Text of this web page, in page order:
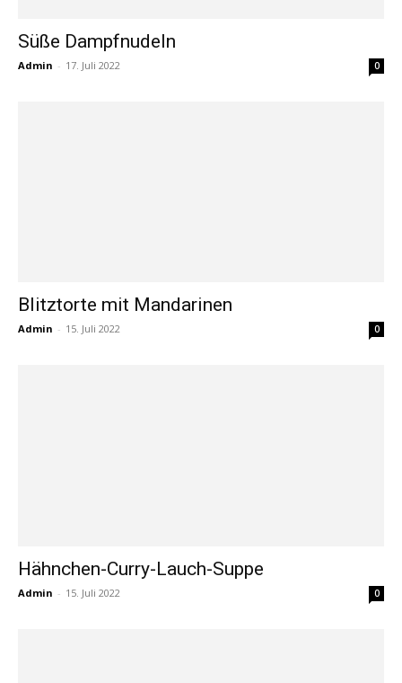
Süße Dampfnudeln
Admin - 17. Juli 2022 0
Blitztorte mit Mandarinen
Admin - 15. Juli 2022 0
Hähnchen-Curry-Lauch-Suppe
Admin - 15. Juli 2022 0